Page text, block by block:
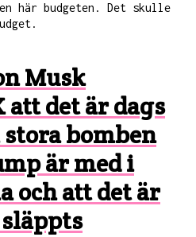
här budgeten. Det skulle
Musk
att det är dags
bomben
är med i
och att det är